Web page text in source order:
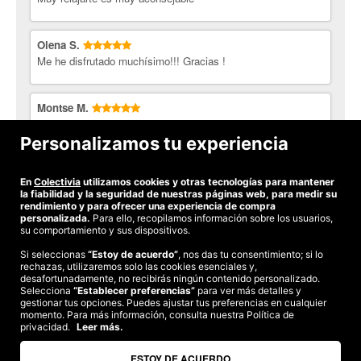
Olena S.
Me he disfrutado muchísimo!!! Gracias !
Montse M.
He estado muy cómoda, y tengo que resaltar la amabilidad y
empatia de la persona encargada del centro. Lo recomiendo
100%.
Ver todas las opiniones
©2026 Colectivia
Términos y condiciones|Política de privacidad|Política de cookies
Estudio turismo de verano 2020
Personalizamos tu experiencia
En Colectivia utilizamos cookies y otras tecnologías para mantener
la fiabilidad y la seguridad de nuestras páginas web, para medir su
rendimiento y para ofrecer una experiencia de compra
personalizada. Para ello, recopilamos información sobre los usuarios,
su comportamiento y sus dispositivos.
Si seleccionas “Estoy de acuerdo”, nos das tu consentimiento; si lo
rechazas, utilizaremos solo las cookies esenciales y,
desafortunadamente, no recibirás ningún contenido personalizado.
Selecciona “Establecer preferencias” para ver más detalles y
gestionar tus opciones. Puedes ajustar tus preferencias en cualquier
momento. Para más información, consulta nuestra Política de
privacidad. Leer más.